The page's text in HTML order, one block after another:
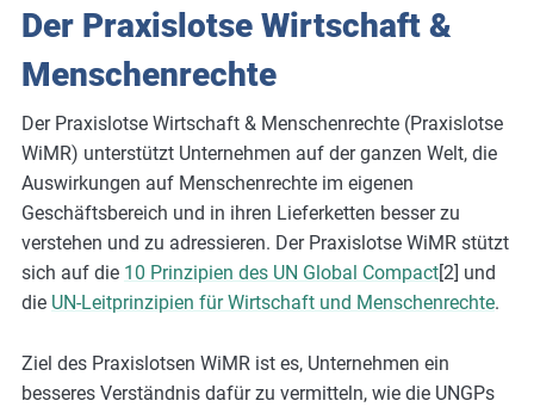
Der Praxislotse Wirtschaft &
Menschenrechte
Der Praxislotse Wirtschaft & Menschenrechte (Praxislotse
WiMR) unterstützt Unternehmen auf der ganzen Welt, die
Auswirkungen auf Menschenrechte im eigenen
Geschäftsbereich und in ihren Lieferketten besser zu
verstehen und zu adressieren. Der Praxislotse WiMR stützt
sich auf die 10 Prinzipien des UN Global Compact[2] und
die UN-Leitprinzipien für Wirtschaft und Menschenrechte.
Ziel des Praxislotsen WiMR ist es, Unternehmen ein
besseres Verständnis dafür zu vermitteln, wie die UNGPs